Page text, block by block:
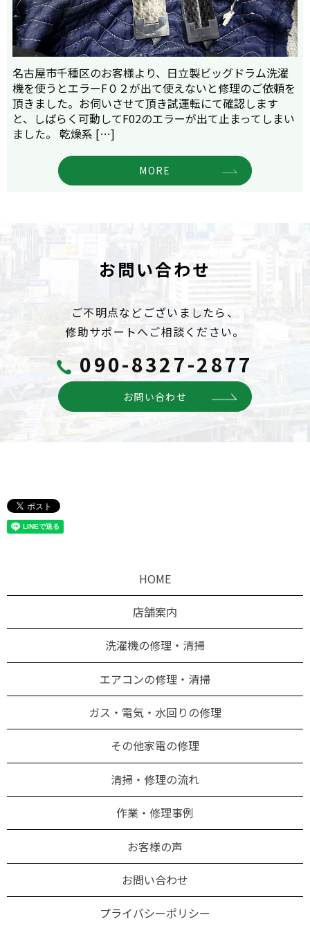
名古屋市千種区のお客様より、日立製ビッグドラム洗濯
機を使うとエラーF０２が出て使えないと修理のご依頼を
頂きました。お伺いさせて頂き試運転にて確認します
と、しばらく可動してF02のエラーが出て止まってしまい
ました。 乾燥系 […]
MORE
お問い合わせ
ご不明点などございましたら、
修助サポートへご相談ください。
090-8327-2877
お問い合わせ
HOME
店舗案内
洗濯機の修理・清掃
エアコンの修理・清掃
ガス・電気・水回りの修理
その他家電の修理
清掃・修理の流れ
作業・修理事例
お客様の声
お問い合わせ
プライバシーポリシー